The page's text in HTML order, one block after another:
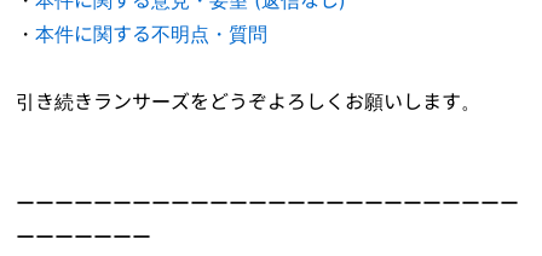
・本件に関する不明点・質問
引き続きランサーズをどうぞよろしくお願いします。
ーーーーーーーーーーーーーーーーーーーーーーーーーー
ーーーーーーー